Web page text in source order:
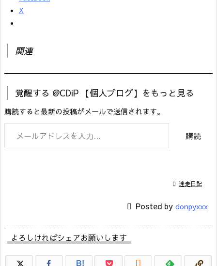
X
関連
覚醒する @CDiP 【個人ブログ】をもっと見る
購読すると最新の投稿がメールで送信されます。
メールアドレスを入力...
購読
 迷走日記
 Posted by donpyxxx
よろしければシェアお願いします
B! 